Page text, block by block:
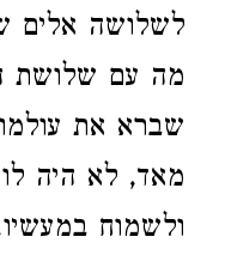
לשלושה אלים
מה עם שלושת
שברא את
מאד, לא היה
ולשמוח